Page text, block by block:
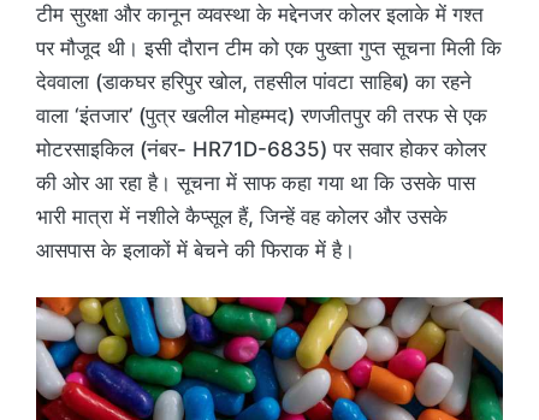
टीम सुरक्षा और कानून व्यवस्था के मद्देनजर कोलर इलाके में गश्त
पर मौजूद थी। इसी दौरान टीम को एक पुख्ता गुप्त सूचना मिली कि
देववाला (डाकघर हरिपुर खोल, तहसील पांवटा साहिब) का रहने
वाला ‘इंतजार’ (पुत्र खलील मोहम्मद) रणजीतपुर की तरफ से एक
मोटरसाइकिल (नंबर- HR71D-6835) पर सवार होकर कोलर
की ओर आ रहा है। सूचना में साफ कहा गया था कि उसके पास
भारी मात्रा में नशीले कैप्सूल हैं, जिन्हें वह कोलर और उसके
आसपास के इलाकों में बेचने की फिराक में है।